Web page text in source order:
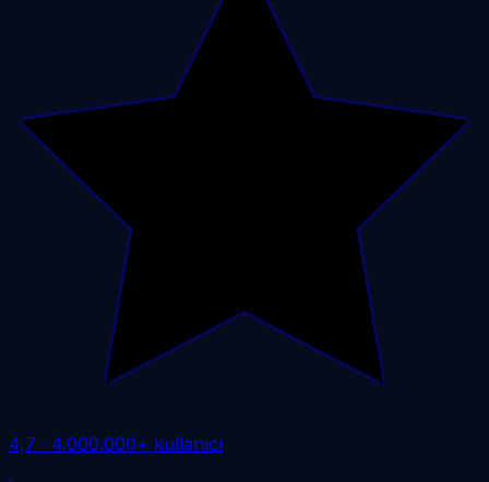
4,7 · 4.000.000+ kullanıcı